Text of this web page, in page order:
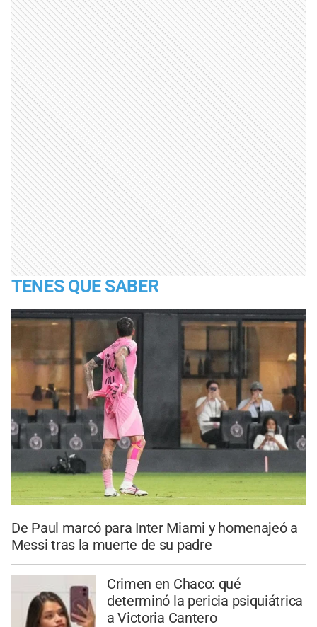
TENES QUE SABER
De Paul marcó para Inter Miami y homenajeó a
Messi tras la muerte de su padre
Crimen en Chaco: qué
determinó la pericia psiquiátrica
a Victoria Cantero